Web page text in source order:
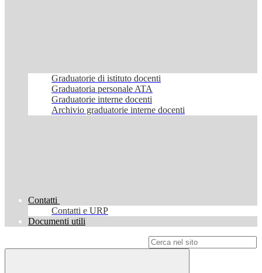
Graduatorie di istituto docenti
Graduatoria personale ATA
Graduatorie interne docenti
Archivio graduatorie interne docenti
Contatti
Contatti e URP
Documenti utili